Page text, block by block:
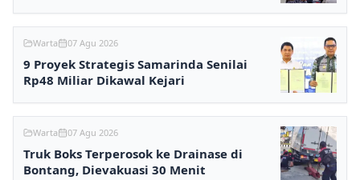
Warta 07 Agu 2026
9 Proyek Strategis Samarinda Senilai
Rp48 Miliar Dikawal Kejari
Warta 07 Agu 2026
Truk Boks Terperosok ke Drainase di
Bontang, Dievakuasi 30 Menit